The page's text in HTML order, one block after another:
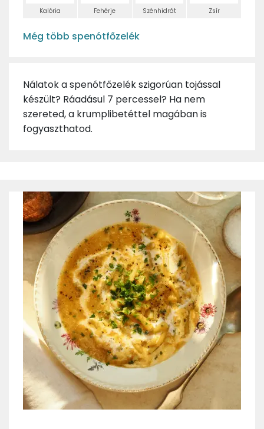
Kalória Fehérje Szénhidrát Zsír
Még több spenótfőzelék
Nálatok a spenótfőzelék szigorúan tojással
készült? Ráadásul 7 percessel? Ha nem
szereted, a krumplibetéttel magában is
fogyaszthatod.